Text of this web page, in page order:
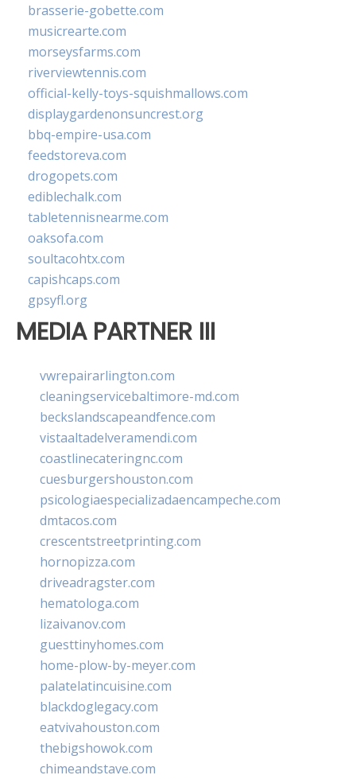
brasserie-gobette.com
musicrearte.com
morseysfarms.com
riverviewtennis.com
official-kelly-toys-squishmallows.com
displaygardenonsuncrest.org
bbq-empire-usa.com
feedstoreva.com
drogopets.com
ediblechalk.com
tabletennisnearme.com
oaksofa.com
soultacohtx.com
capishcaps.com
gpsyfl.org
MEDIA PARTNER III
vwrepairarlington.com
cleaningservicebaltimore-md.com
beckslandscapeandfence.com
vistaaltadelveramendi.com
coastlinecateringnc.com
cuesburgershouston.com
psicologiaespecializadaencampeche.com
dmtacos.com
crescentstreetprinting.com
hornopizza.com
driveadragster.com
hematologa.com
lizaivanov.com
guesttinyhomes.com
home-plow-by-meyer.com
palatelatincuisine.com
blackdoglegacy.com
eatvivahouston.com
thebigshowok.com
chimeandstave.com